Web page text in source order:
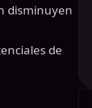
disminuyen
de